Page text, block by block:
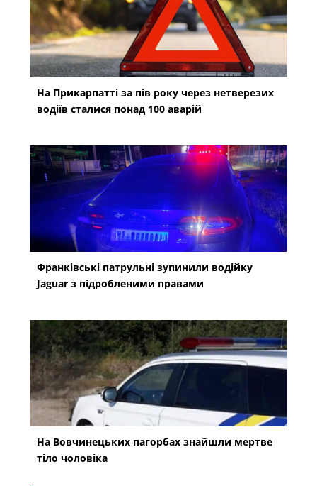
На Прикарпатті за пів року через нетверезих
водіїв сталися понад 100 аварій
Франківські патрульні зупинили водійку
Jaguar з підробленими правами
На Вовчинецьких пагорбах знайшли мертве
тіло чоловіка